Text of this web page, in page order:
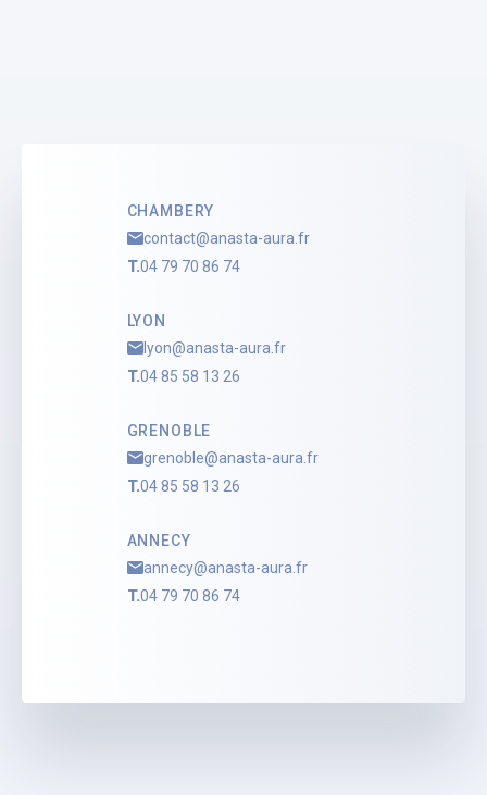
CHAMBERY
contact@anasta-aura.fr
T.04 79 70 86 74
LYON
lyon@anasta-aura.fr
T.04 85 58 13 26
GRENOBLE
grenoble@anasta-aura.fr
T.04 85 58 13 26
ANNECY
annecy@anasta-aura.fr
T.04 79 70 86 74